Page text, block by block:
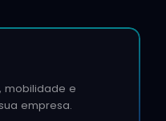
mobilidade e
empresa.